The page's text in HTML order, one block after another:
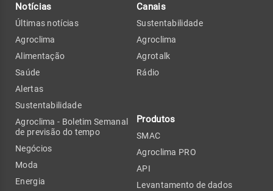
Notícias
Últimas notícias
Agroclima
Alimentação
Saúde
Alertas
Sustentabilidade
Agroclima - Boletim Semanal
de previsão do tempo
Negócios
Moda
Energia
Canais
Sustentabilidade
Agroclima
Agrotalk
Rádio
Produtos
SMAC
Agroclima PRO
API
Levantamento de dados